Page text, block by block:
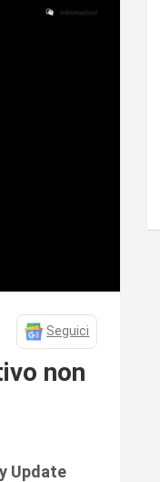
Seguici
non
Update